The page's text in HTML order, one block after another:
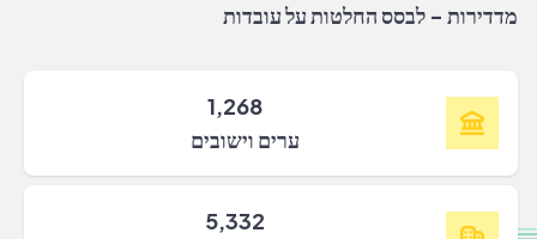
מדדירות - לבסס החלטות על עובדות
1,268
ערים וישובים
5,332